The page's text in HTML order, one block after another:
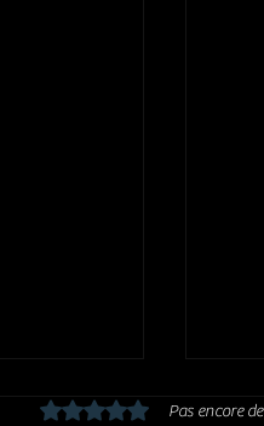
Noté 0 étoile sur 5.Pas encore